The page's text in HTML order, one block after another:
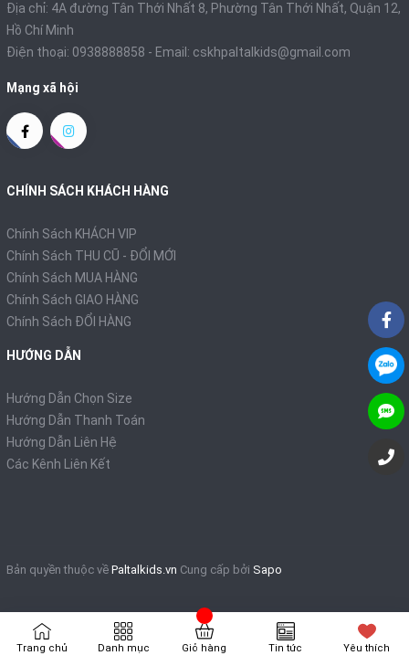
Địa chỉ: 4A đường Tân Thới Nhất 8, Phường Tân Thới Nhất, Quận 12,
Hồ Chí Minh
Điện thoại: 0938888858 - Email: cskhpaltalkids@gmail.com
Mạng xã hội
CHÍNH SÁCH KHÁCH HÀNG
Chính Sách KHÁCH VIP
Chính Sách THU CŨ - ĐỔI MỚI
Chính Sách MUA HÀNG
Chính Sách GIAO HÀNG
Chính Sách ĐỔI HÀNG
HƯỚNG DẪN
Hướng Dẫn Chọn Size
Hướng Dẫn Thanh Toán
Hướng Dẫn Liên Hệ
Các Kênh Liên Kết
Bản quyền thuộc về Paltalkids.vn Cung cấp bởi Sapo
Trang chủ Danh mục Giỏ hàng Tin tức Yêu thích